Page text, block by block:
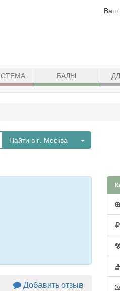
Ваш
БАДЫ
Найти в г. Москва
Toggle
Добавить отзыв